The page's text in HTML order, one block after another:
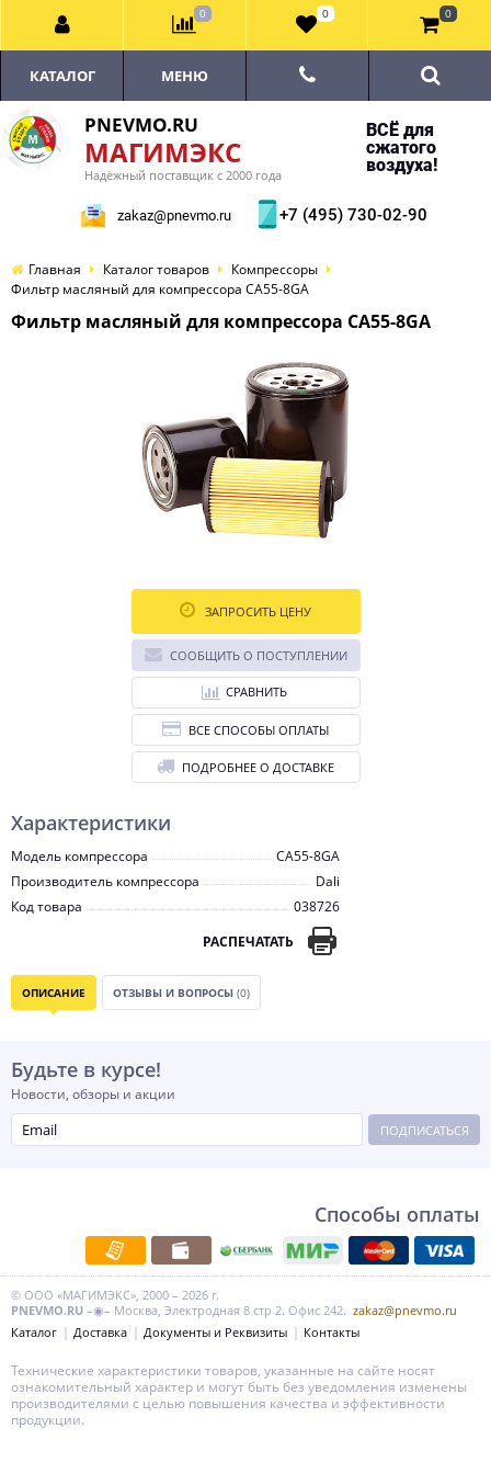
PNEVMO.RU
МАГИМЭКС
Надёжный поставщик с 2000 года
ВСЁ для
сжатого
воздуха!
zakaz@pnevmo.ru +7 (495) 730-02-90
КАТАЛОГ МЕНЮ
Главная Каталог товаров
Компрессоры
Фильтр масляный для компрессора CA55-8GA
Фильтр масляный для компрессора CA55-8GA
Характеристики
Модель компрессора
CA55-8GA
Производитель компрессора
Dali
Код товара
038726
РАСПЕЧАТАТЬ
ЗАПРОСИТЬ ЦЕНУ
СООБЩИТЬ О ПОСТУПЛЕНИИ
СРАВНИТЬ
ВСЕ СПОСОБЫ ОПЛАТЫ
ПОДРОБНЕЕ О ДОСТАВКЕ
ОПИСАНИЕ ОТЗЫВЫ И ВОПРОСЫ (0)
Будьте в курсе!
Новости, обзоры и акции
ПОДПИСАТЬСЯ
Способы оплаты
© ООО «МАГИМЭКС», 2000 – 2026 г.
PNEVMO.RU –◉– Москва, Электродная 8 стр 2. Офис 242. zakaz@pnevmo.ru
Каталог
Доставка Документы и Реквизиты Контакты
0 0 0
Технические характеристики товаров, указанные на сайте носят
ознакомительный характер и могут быть без уведомления изменены
производителями с целью повышения качества и эффективности
продукции.